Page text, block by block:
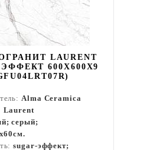
LAURENT
ЭФФЕКТ 600X600X9
Alma Ceramica
Laurent
серый;
sugar-эффект;